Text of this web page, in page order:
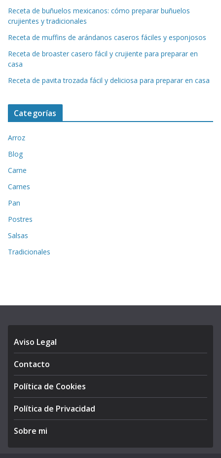
Receta de buñuelos mexicanos: cómo preparar buñuelos
crujientes y tradicionales
Receta de muffins de arándanos caseros fáciles y esponjosos
Receta de broaster casero fácil y crujiente para preparar en
casa
Receta de pavita trozada fácil y deliciosa para preparar en casa
Categorías
Arroz
Blog
Carne
Carnes
Pan
Postres
Salsas
Tradicionales
Aviso Legal
Contacto
Política de Cookies
Política de Privacidad
Sobre mi